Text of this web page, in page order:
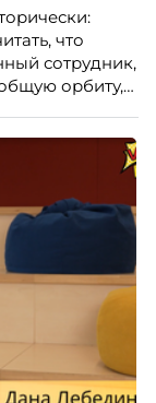
что
сотрудник,
орбиту,
тому, что
выпуска
эксперт по
НИУ ВШЭ и